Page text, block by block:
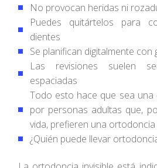
No provocan heridas ni
Puedes quitártelos para
dientes
Se planifican digitalmente con
Las revisiones suelen
espaciadas
Todo esto hace que sea una
por personas adultas que,
vida, prefieren una
¿Quién puede llevar